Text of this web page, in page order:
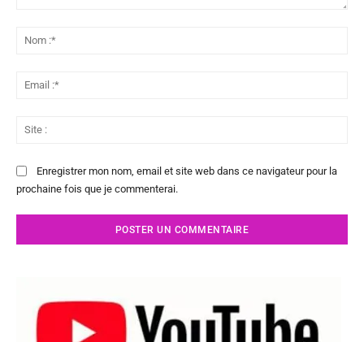
Enregistrer mon nom, email et site web dans ce navigateur pour la
prochaine fois que je commenterai.